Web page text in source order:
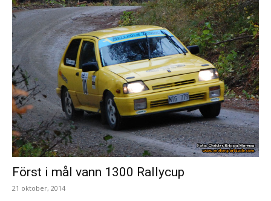
Först i mål vann 1300 Rallycup
21 oktober, 2014